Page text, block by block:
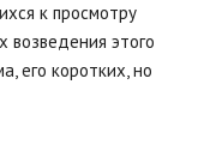
к просмотру
возведения этого
его коротких, но